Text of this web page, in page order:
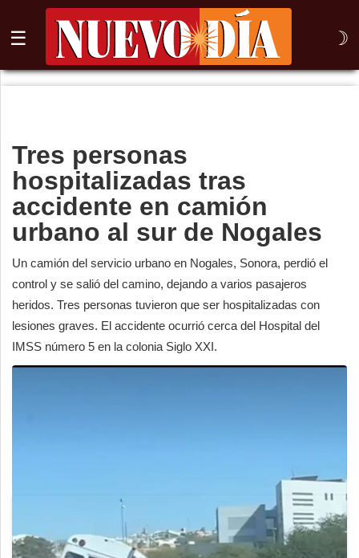
☰ ☽
⌕
Nogales
Columna
Sonora
México
Internacional
Deportes
Tres personas
hospitalizadas tras
accidente en camión
urbano al sur de Nogales
Un camión del servicio urbano en Nogales, Sonora, perdió el
control y se salió del camino, dejando a varios pasajeros
heridos. Tres personas tuvieron que ser hospitalizadas con
lesiones graves. El accidente ocurrió cerca del Hospital del
IMSS número 5 en la colonia Siglo XXI.